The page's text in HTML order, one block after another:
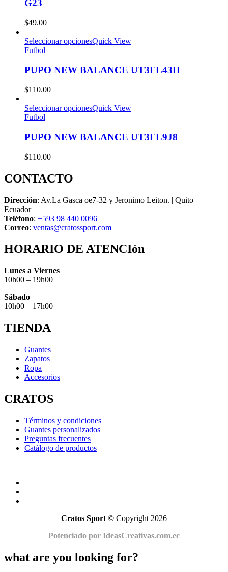
G23
$49.00
Seleccionar opcionesQuick View
Futbol
PUPO NEW BALANCE UT3FL43H
$110.00
Seleccionar opcionesQuick View
Futbol
PUPO NEW BALANCE UT3FL9J8
$110.00
CONTACTO
Dirección: Av.La Gasca oe7-32 y Jeronimo Leiton. | Quito –
Ecuador
Teléfono: +593 98 440 0096
Correo: ventas@cratossport.com
HORARIO DE ATENCIón
Lunes a Viernes
10h00 – 19h00
Sábado
10h00 – 17h00
TIENDA
Guantes
Zapatos
Ropa
Accesorios
CRATOS
Términos y condiciones
Guantes personalizados
Preguntas frecuentes
Catálogo de productos
Cratos Sport © Copyright 2026
Potenciado por IdeasCreativas.com.ec
what are you looking for?